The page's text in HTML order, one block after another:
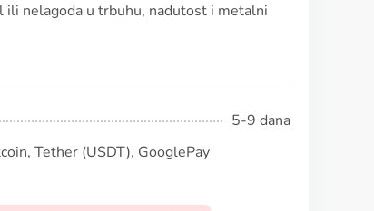
ili nelagoda u trbuhu, nadutost i metalni
5-9 dana
Tether (USDT), GooglePay